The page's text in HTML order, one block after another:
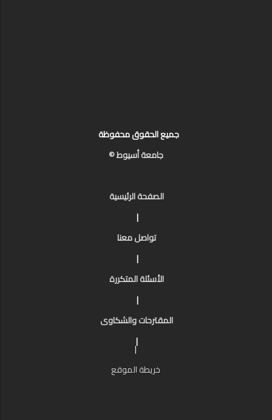
جميع الحقوق محفوظة
جامعة أسيوط ©
الصفحة الرئيسية
|
تواصل معنا
|
الأسئلة المتكررة
|
المقترحات والشكاوى
|
|
خريطة الموقع